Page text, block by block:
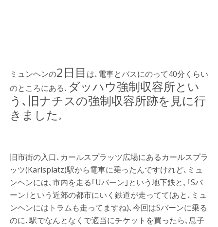
ミュンヘンの2日目 は､電車とバスにのって40分くらい
のところにある､ ダッハウ強制収容所とい
う､旧ナチスの強制収容所跡を見に行
きました｡
旧市街の入口､カールスプラッツ広場にあるカールスプラ
ッツ(Karlsplatz)駅から電車に乗ったんですけれど､ミュ
ンヘンには､市内を走る｢Uバーン｣という地下鉄と､｢Sバ
ーン｣という近郊の都市にいく鉄道が走ってて(あと､ミュ
ンヘンにはトラムも走ってますね)､今回はSバーンに乗る
のに､駅でなんとなくで適当にチケットを買ったら､息子